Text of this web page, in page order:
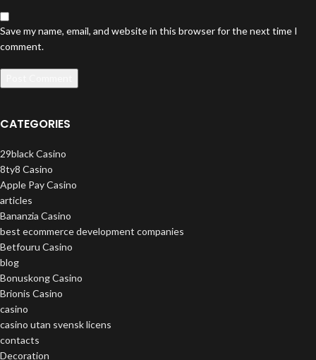
Save my name, email, and website in this browser for the next time I
comment.
CATEGORIES
29black Casino
8ty8 Casino
Apple Pay Casino
articles
Bananzia Casino
best ecommerce development companies
Betfouru Casino
blog
Bonuskong Casino
Brionis Casino
casino
casino utan svensk licens
contacts
Decoration